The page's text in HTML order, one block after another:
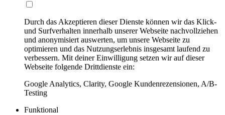
Durch das Akzeptieren dieser Dienste können wir das Klick-
und Surfverhalten innerhalb unserer Webseite nachvollziehen
und anonymisiert auswerten, um unsere Webseite zu
optimieren und das Nutzungserlebnis insgesamt laufend zu
verbessern. Mit deiner Einwilligung setzen wir auf dieser
Webseite folgende Drittdienste ein:
Google Analytics, Clarity, Google Kundenrezensionen, A/B-
Testing
Funktional